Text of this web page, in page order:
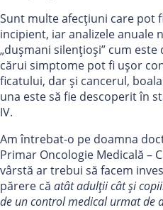
Sunt multe afecțiuni care pot
incipient, iar analizele anuale
„dușmani silențioși” cum
cărui simptome pot fi ușor
ficatului, dar și cancerul,
una este să fie descoperit în
IV.
Am întrebat-o pe doamna
Primar Oncologie Medicală –
vârstă ar trebui să facem
părere că atât adulții cât și
de un control medical urmat de